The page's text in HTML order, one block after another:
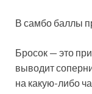
В самбо баллы
Бросок — это
выводит
на какую-либо